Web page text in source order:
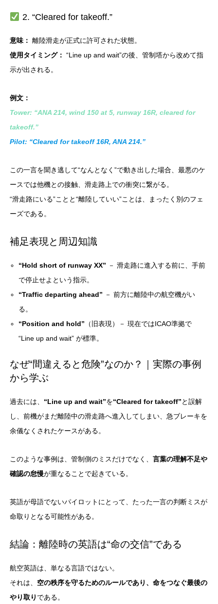
2. “Cleared for takeoff.”
意味： 離陸滑走が正式に許可された状態。
使用タイミング： “Line up and wait”の後、管制塔から改めて指
示が出される。
例文：
Tower: “ANA 214, wind 150 at 5, runway 16R, cleared for
takeoff.”
Pilot: “Cleared for takeoff 16R, ANA 214.”
この一言を聞き逃して“なんとなく”で動き出した場合、最悪のケ
ースでは他機との接触、滑走路上での衝突に繋がる。
“滑走路にいる”ことと“離陸していい”ことは、まったく別のフェ
ーズである。
補足表現と周辺知識
“Hold short of runway XX” － 滑走路に進入する前に、手前
で停止せよという指示。
“Traffic departing ahead” － 前方に離陸中の航空機がい
る。
“Position and hold” （旧表現）－ 現在ではICAO準拠で
“Line up and wait” が標準。
なぜ“間違えると危険”なのか？｜実際の事例
から学ぶ
過去には、 “Line up and wait”を“Cleared for takeoff”と誤解
し、前機がまだ離陸中の滑走路へ進入してしまい、急ブレーキを
余儀なくされたケースがある。
このような事例は、管制側のミスだけでなく、 言葉の理解不足や
確認の怠慢が重なることで起きている。
英語が母語でないパイロットにとって、たった一言の判断ミスが
命取りとなる可能性がある。
結論：離陸時の英語は“命の交信”である
航空英語は、単なる言語ではない。
それは、 空の秩序を守るためのルールであり、命をつなぐ最後の
やり取り である。